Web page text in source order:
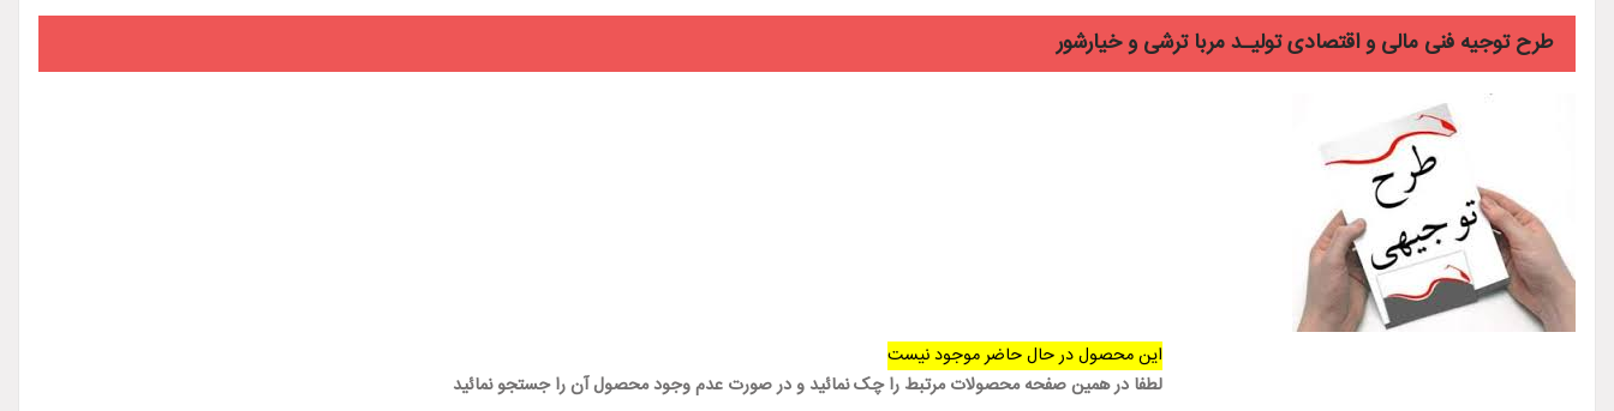
طرح توجیه فنی مالی و اقتصادی تولیـد مربا ترشی و خیارشور
این محصول در حال حاضر موجود نیست
لطفا در همین صفحه محصولات مرتبط را چک نمائید و در صورت عدم وجود محصول آن را جستجو نمائید